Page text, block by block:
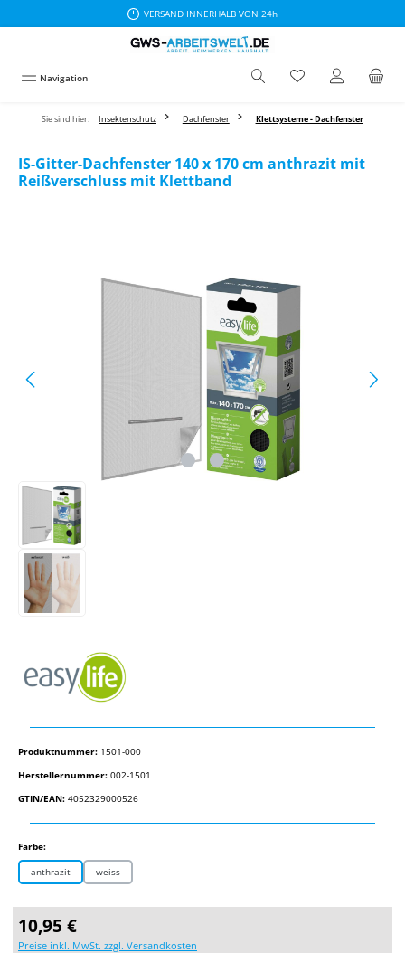
VERSAND INNERHALB VON 24h
Navigation
Sie sind hier: Insektenschutz Dachfenster Klettsysteme - Dachfenster
IS-Gitter-Dachfenster 140 x 170 cm anthrazit mit
Reißverschluss mit Klettband
Bildergalerie überspringen
Produktnummer: 1501-000
Herstellernummer: 002-1501
GTIN/EAN: 4052329000526
Farbe:auswählen
anthrazit weiss
Regulärer Preis:
10,95 €
Preise inkl. MwSt. zzgl. Versandkosten